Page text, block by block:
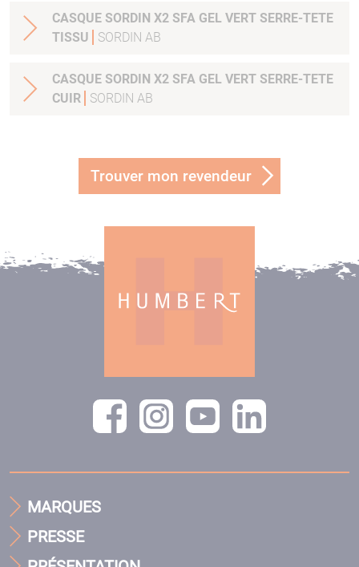
CASQUE SORDIN X2 SFA GEL VERT SERRE-TETE
TISSU
SORDIN AB
CASQUE SORDIN X2 SFA GEL VERT SERRE-TETE
CUIR
SORDIN AB
Trouver mon revendeur
MARQUES
PRESSE